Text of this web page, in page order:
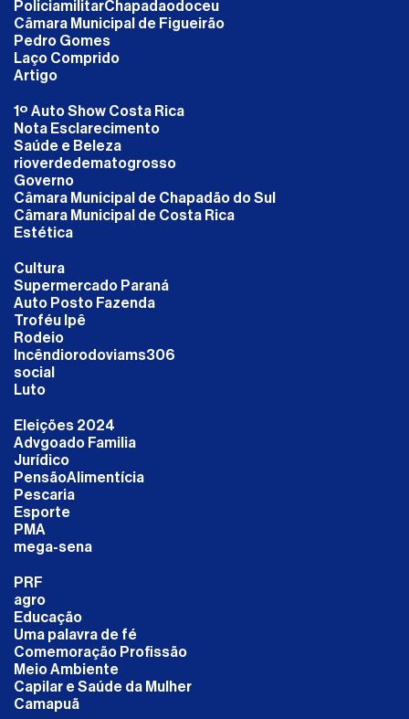
PoliciamilitarChapadaodoceu
Câmara Municipal de Figueirão
Pedro Gomes
Laço Comprido
Artigo
1º Auto Show Costa Rica
Nota Esclarecimento
Saúde e Beleza
rioverdedematogrosso
Governo
Câmara Municipal de Chapadão do Sul
Câmara Municipal de Costa Rica
Estética
Cultura
Supermercado Paraná
Auto Posto Fazenda
Troféu Ipê
Rodeio
Incêndiorodoviams306
social
Luto
Eleições 2024
Advgoado Familia
Jurídico
PensãoAlimentícia
Pescaria
Esporte
PMA
mega-sena
PRF
agro
Educação
Uma palavra de fé
Comemoração Profissão
Meio Ambiente
Capilar e Saúde da Mulher
Camapuã